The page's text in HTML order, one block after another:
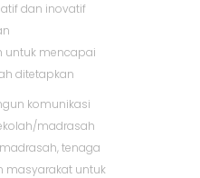
dan inovatif
untuk mencapai
ditetapkan
komunikasi
madrasah
tenaga
masyarakat untuk